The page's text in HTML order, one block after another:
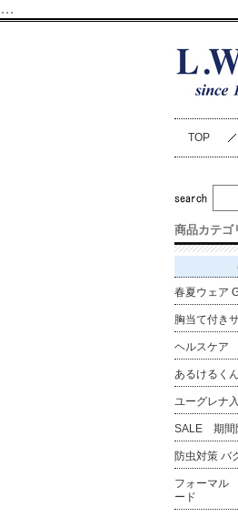
…
TOP
商品カテゴ
春夏ウェア
胸当て付き
ヘルスケア
あるけるく
ユーグレナ
SALE 期間
防虫対策 バ
フォーマル
ード